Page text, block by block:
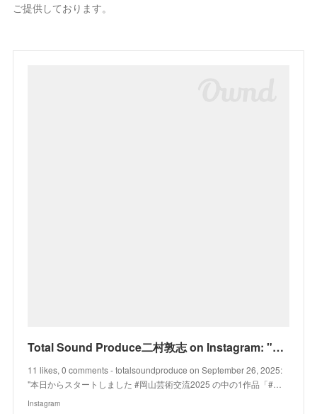
ご提供しております。
Total Sound Produce二村敦志 on Instagram: "本日からスタートしました #岡山芸術交流2025 の中の1作品「#オカヤマトリエンナーレラジオ」の総合プロデュース&ディレ
11 likes, 0 comments - totalsoundproduce on September 26, 2025:
"本日からスタートしました #岡山芸術交流2025 の中の1作品「#…
Instagram